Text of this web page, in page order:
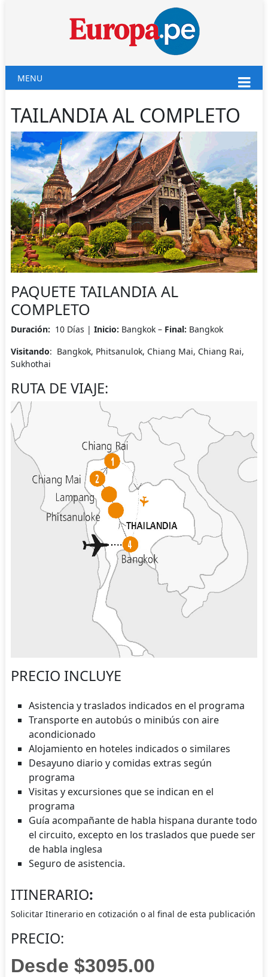
MENU
TAILANDIA AL COMPLETO
PAQUETE TAILANDIA AL
COMPLETO
Duración: 10 Días | Inicio: Bangkok – Final: Bangkok
Visitando: Bangkok, Phitsanulok, Chiang Mai, Chiang Rai,
Sukhothai
RUTA DE VIAJE:
PRECIO INCLUYE
Asistencia y traslados indicados en el programa
Transporte en autobús o minibús con aire
acondicionado
Alojamiento en hoteles indicados o similares
Desayuno diario y comidas extras según
programa
Visitas y excursiones que se indican en el
programa
Guía acompañante de habla hispana durante todo
el circuito, excepto en los traslados que puede ser
de habla inglesa
Seguro de asistencia.
ITINERARIO:
Solicitar Itinerario en cotización o al final de esta publicación
PRECIO:
Desde $3095.00